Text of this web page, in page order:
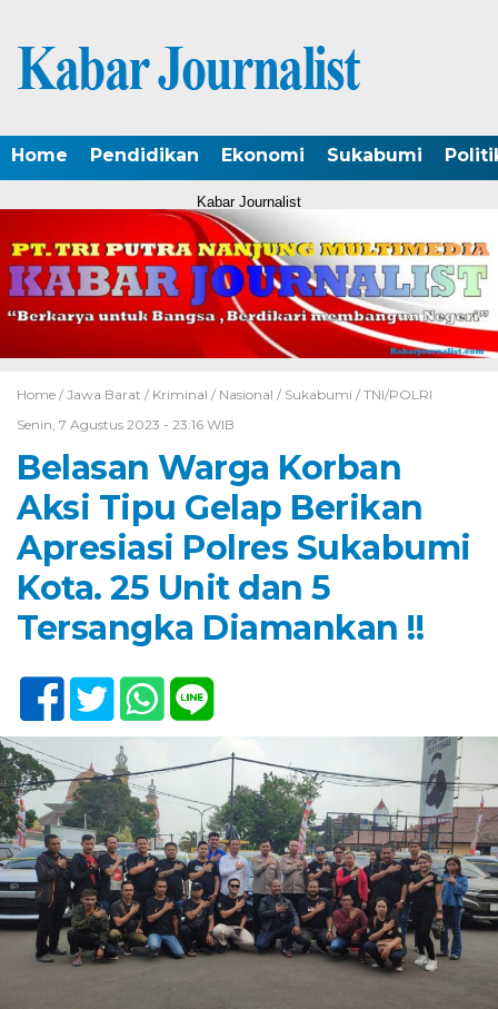
Home Pendidikan Ekonomi Sukabumi
Kabar Journalist
Home / Jawa Barat / Kriminal / Nasional / Sukabumi / TNI/POLRI
Senin, 7 Agustus 2023 - 23:16 WIB
Belasan Warga Korban
Aksi Tipu Gelap Berikan
Apresiasi Polres Sukabumi
Kota. 25 Unit dan 5
Tersangka Diamankan !!